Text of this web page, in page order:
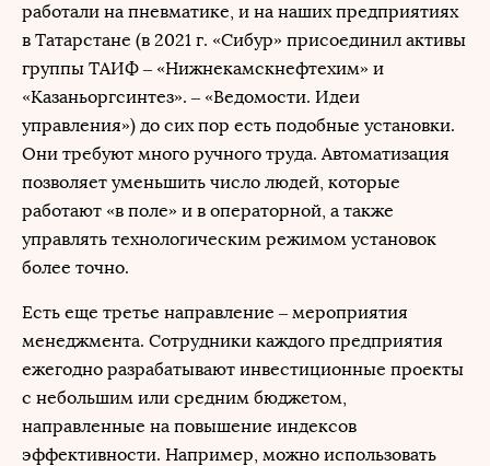
работали на пневматике, и на наших предприятиях
в Татарстане (в 2021 г. «Сибур» присоединил активы
группы ТАИФ – «Нижнекамскнефтехим» и
«Казаньоргсинтез». – «Ведомости. Идеи
управления») до сих пор есть подобные установки.
Они требуют много ручного труда. Автоматизация
позволяет уменьшить число людей, которые
работают «в поле» и в операторной, а также
управлять технологическим режимом установок
более точно.
Есть еще третье направление – мероприятия
менеджмента. Сотрудники каждого предприятия
ежегодно разрабатывают инвестиционные проекты
с небольшим или средним бюджетом,
направленные на повышение индексов
эффективности. Например, можно использовать